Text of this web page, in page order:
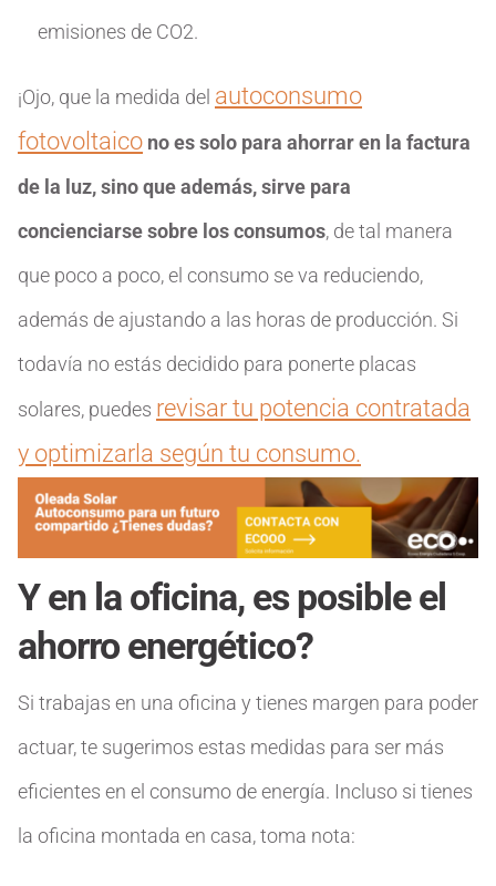
emisiones de CO2.
¡Ojo, que la medida del autoconsumo
fotovoltaico no es solo para ahorrar en la factura
de la luz, sino que además, sirve para
concienciarse sobre los consumos, de tal manera
que poco a poco, el consumo se va reduciendo,
además de ajustando a las horas de producción. Si
todavía no estás decidido para ponerte placas
solares, puedes revisar tu potencia contratada
y optimizarla según tu consumo.
Y en la oficina, es posible el
ahorro energético?
Si trabajas en una oficina y tienes margen para poder
actuar, te sugerimos estas medidas para ser más
eficientes en el consumo de energía. Incluso si tienes
la oficina montada en casa, toma nota: